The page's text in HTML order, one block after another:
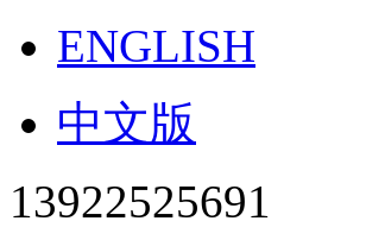
ENGLISH
中文版
13922525691